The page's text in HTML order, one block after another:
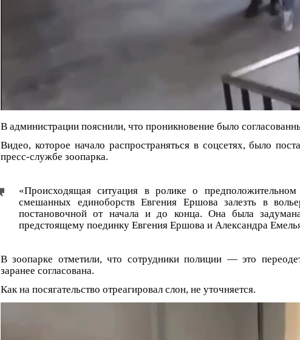
В администрации пояснили, что проникновение было
Видео, которое начало распространяться в соцсетях, было
пресс-службе зоопарка.
«Происходящая ситуация в ролике о
смешанных единоборств Евгения Ершова залезть в
постановочной от начала и до конца. Она была
предстоящему поединку Евгения Ершова и Александра
В зоопарке отметили, что сотрудники полиции — это
заранее согласована.
Как на посягательство отреагировал слон, не уточняется.